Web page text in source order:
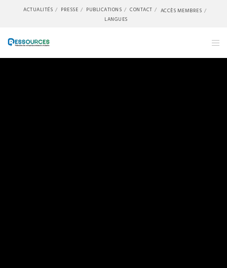
ACTUALITÉS PRESSE PUBLICATIONS CONTACT
ACCÈS MEMBRES
LANGUES